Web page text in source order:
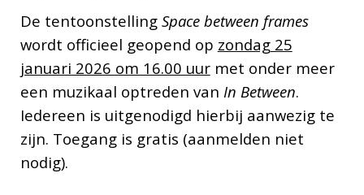
De tentoonstelling Space between frames
wordt officieel geopend op zondag 25
januari 2026 om 16.00 uurmet onder meer
een muzikaal optreden van In Between.
Iedereen is uitgenodigd hierbij aanwezig te
zijn. Toegang is gratis (aanmelden niet
nodig).